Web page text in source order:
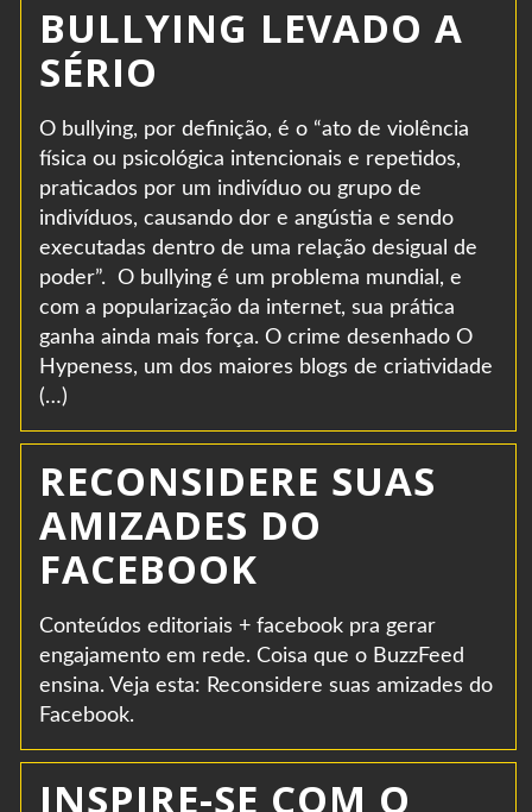
BULLYING LEVADO A
SÉRIO
O bullying, por definição, é o “ato de violência
física ou psicológica intencionais e repetidos,
praticados por um indivíduo ou grupo de
indivíduos, causando dor e angústia e sendo
executadas dentro de uma relação desigual de
poder”. O bullying é um problema mundial, e
com a popularização da internet, sua prática
ganha ainda mais força. O crime desenhado O
Hypeness, um dos maiores blogs de criatividade
(…)
RECONSIDERE SUAS
AMIZADES DO
FACEBOOK
Conteúdos editoriais + facebook pra gerar
engajamento em rede. Coisa que o BuzzFeed
ensina. Veja esta: Reconsidere suas amizades do
Facebook.
INSPIRE-SE COM O